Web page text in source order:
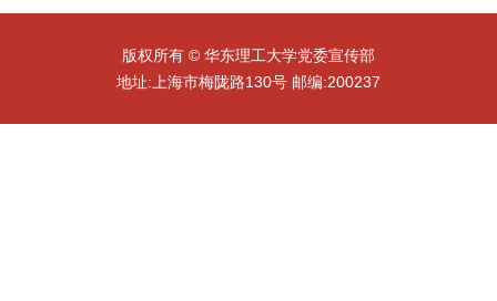
版权所有 © 华东理工大学党委宣传部
地址:上海市梅陇路130号 邮编:200237